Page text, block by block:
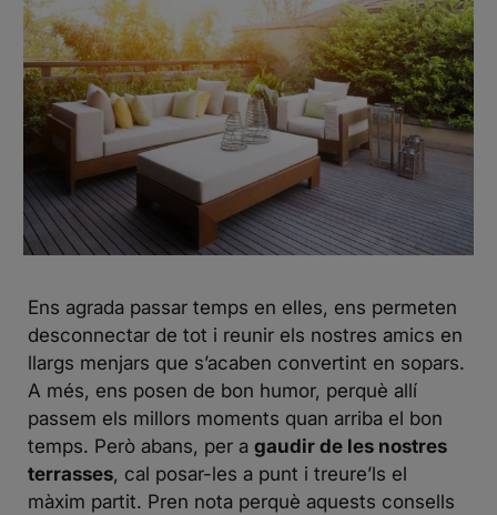
Ens agrada passar temps en elles, ens permeten
desconnectar de tot i reunir els nostres amics en
llargs menjars que s’acaben convertint en sopars.
A més, ens posen de bon humor, perquè allí
passem els millors moments quan arriba el bon
temps. Però abans, per a gaudir de les nostres
terrasses, cal posar-les a punt i treure’ls el
màxim partit. Pren nota perquè aquests consells